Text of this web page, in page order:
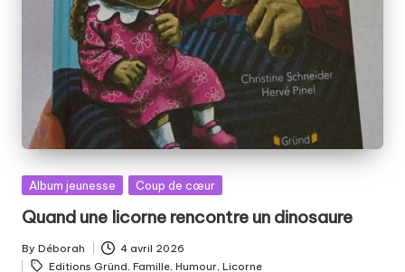
Posted
Album jeunesse Coup de cœur
Quand une licorne rencontre un dinosaure
Posted
By Déborah 4 avril 2026
Tags:
Editions Gründ, Famille, Humour, Licorne